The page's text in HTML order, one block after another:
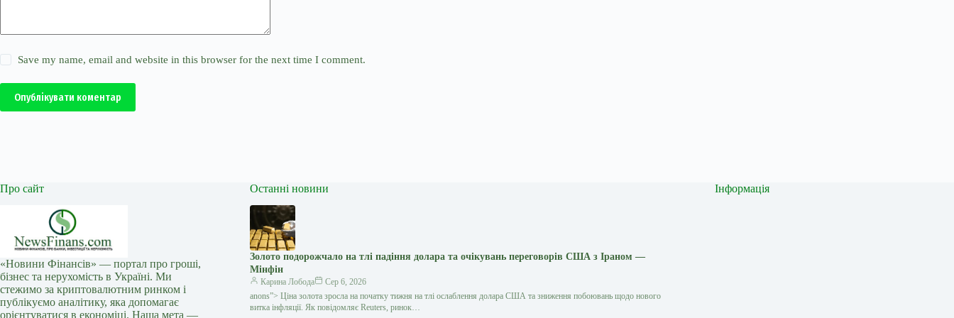
Save my name, email and website in this browser for the next time I comment.
Опублікувати коментар
Про сайт
«Новини Фінансів» — портал про гроші,
бізнес та нерухомість в Україні. Ми
стежимо за криптовалютним ринком і
публікуємо аналітику, яка допомагає
орієнтуватися в економіці. Наша мета —
Останні новини
Золото подорожчало на тлі падіння долара та очікувань переговорів США з Іраном —
Мінфін
Карина Лобода
Сер 6, 2026
anons”> Ціна золота зросла на початку тижня на тлі ослаблення долара США та зниження побоювань щодо нового
витка інфляції. Як повідомляє Reuters, ринок…
Інформація